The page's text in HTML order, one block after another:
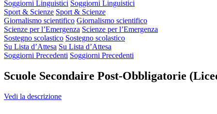
Soggiorni Linguistici Soggiorni Linguistici
Sport & Scienze Sport & Scienze
Giornalismo scientifico Giornalismo scientifico
Scienze per l’Emergenza Scienze per l’Emergenza
Sostegno scolastico Sostegno scolastico
Su Lista d’Attesa Su Lista d’Attesa
Soggiorni Precedenti Soggiorni Precedenti
Scuole Secondaire Post-Obbligatorie
Vedi la descrizione